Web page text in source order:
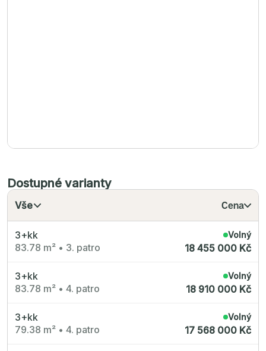
Dostupné varianty
Vše Cena
3+kk
83.78 m² • 3. patro
Volný
18 455 000 Kč
3+kk
83.78 m² • 4. patro
Volný
18 910 000 Kč
3+kk
79.38 m² • 4. patro
Volný
17 568 000 Kč